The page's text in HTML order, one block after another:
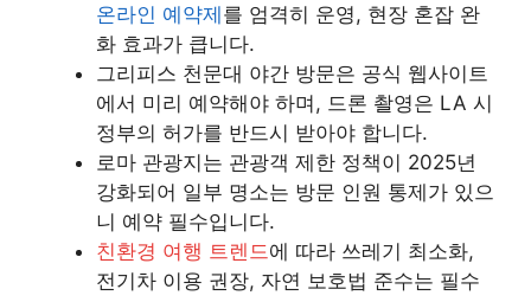
온라인 예약제를 엄격히 운영, 현장 혼잡 완
화 효과가 큽니다.
그리피스 천문대 야간 방문은 공식 웹사이트
에서 미리 예약해야 하며, 드론 촬영은 LA 시
정부의 허가를 반드시 받아야 합니다.
로마 관광지는 관광객 제한 정책이 2025년
강화되어 일부 명소는 방문 인원 통제가 있으
니 예약 필수입니다.
친환경 여행 트렌드에 따라 쓰레기 최소화,
전기차 이용 권장, 자연 보호법 준수는 필수